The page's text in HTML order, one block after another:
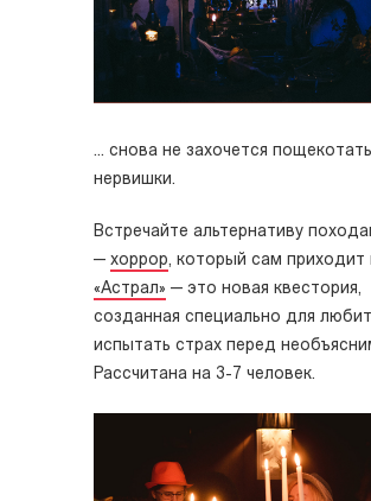
... снова не захочется пощекотать
нервишки.
Встречайте альтернативу
— хоррор, который сам приходит
«Астрал» — это новая квестория,
созданная специально для
испытать страх перед
Рассчитана на 3-7 человек.